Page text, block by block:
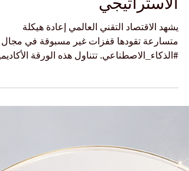
لابتكار الطلاب والتكيف
الاستراتيجي
يشهد الاقتصاد التقني العالمي إعادة هيكلة
#الذكاء_الاصطناعي. تتناول هذه الورقة
#الابتكار_المؤسسي والتموضع الاستراتيجي في
السوق. تم صياغة هذا المقال بأسلوب يجمع بين